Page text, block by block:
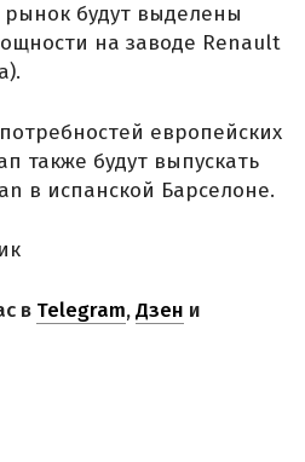
будут выделены
на заводе Renault
европейских
также будут выпускать
в испанской Барселоне.
в Telegram,Дзен и